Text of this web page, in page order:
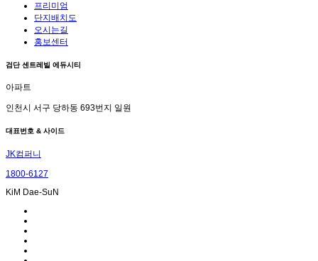
프리미엄
단지배치도
오시는길
홍보센터
검단 센트레빌 에듀시티
아파트
인천시 서구 당하동 693번지 일원
대표번호 & 사이드
JK컴퍼니
1800-6127
KiM Dae-SuN